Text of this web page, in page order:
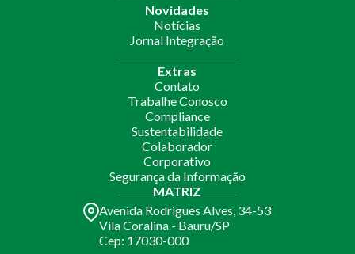
Novidades
Notícias
Jornal Integração
Extras
Contato
Trabalhe Conosco
Compliance
Sustentabilidade
Colaborador
Corporativo
Segurança da Informação
MATRIZ
Avenida Rodrigues Alves, 34-53
Vila Coralina - Bauru/SP
Cep: 17030-000